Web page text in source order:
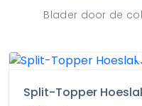
Blader door de
Split-Topper